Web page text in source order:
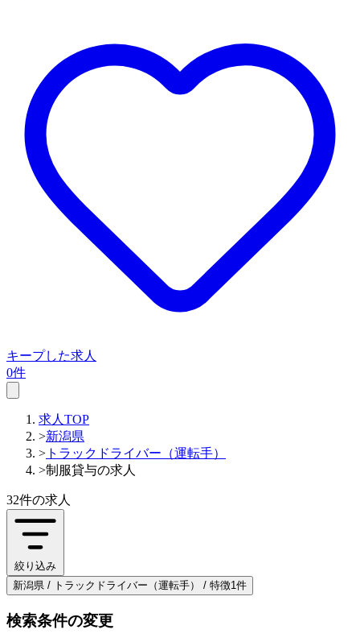
キープした求人
0件
求人TOP
>新潟県
> トラックドライバー（運転手）
>制服貸与の求人
32件の求人
絞り込み
新潟県 / トラックドライバー（運転手） / 特徴1件
検索条件の変更